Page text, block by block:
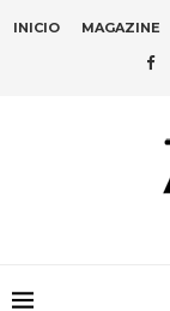
INICIO MAGAZINE